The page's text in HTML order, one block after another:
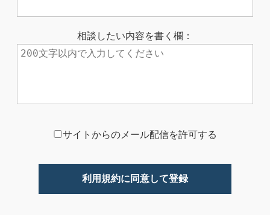
相談したい内容を書く欄：
サイトからのメール配信を許可する